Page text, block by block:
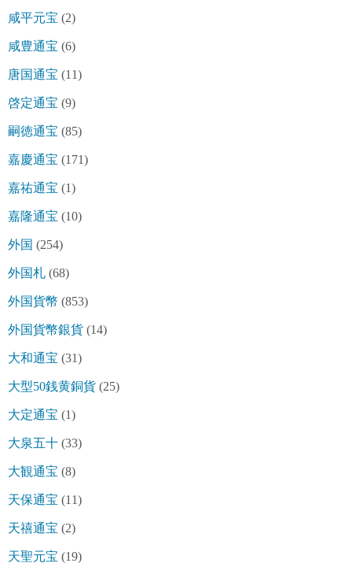
咸平元宝 (2)
咸豊通宝 (6)
唐国通宝 (11)
啓定通宝 (9)
嗣徳通宝 (85)
嘉慶通宝 (171)
嘉祐通宝 (1)
嘉隆通宝 (10)
外国 (254)
外国札 (68)
外国貨幣 (853)
外国貨幣銀貨 (14)
大和通宝 (31)
大型50銭黄銅貨 (25)
大定通宝 (1)
大泉五十 (33)
大観通宝 (8)
天保通宝 (11)
天禧通宝 (2)
天聖元宝 (19)